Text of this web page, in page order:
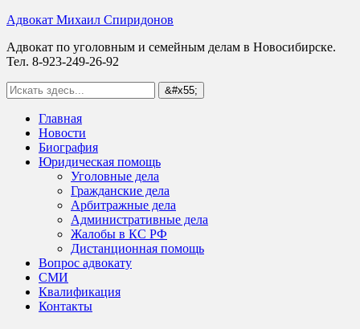
Адвокат Михаил Спиридонов
Адвокат по уголовным и семейным делам в Новосибирске.
Тел. 8-923-249-26-92
Главная
Новости
Биография
Юридическая помощь
Уголовные дела
Гражданские дела
Арбитражные дела
Административные дела
Жалобы в КС РФ
Дистанционная помощь
Вопрос адвокату
СМИ
Квалификация
Контакты